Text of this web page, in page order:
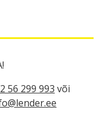
56 299 993 või